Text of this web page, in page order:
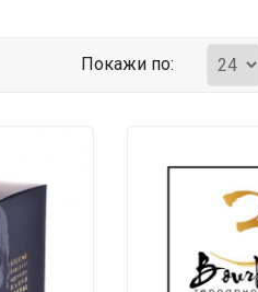
Покажи по: